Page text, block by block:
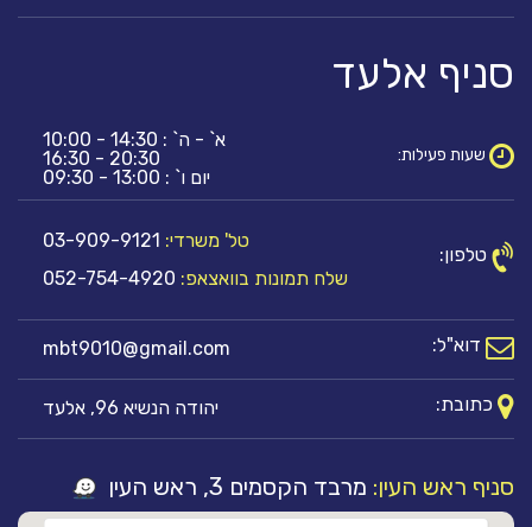
סניף אלעד
שעות פעילות:
א` - ה` : 14:30 - 10:00
20:30 - 16:30
יום ו` : 13:00 - 09:30
טלפון:
טל' משרדי: 03-909-9121
שלח תמונות בוואצאפ: 052-754-4920
דוא"ל: mbt9010@gmail.com
כתובת: יהודה הנשיא 96, אלעד
סניף ראש העין: מרבד הקסמים 3, ראש העין